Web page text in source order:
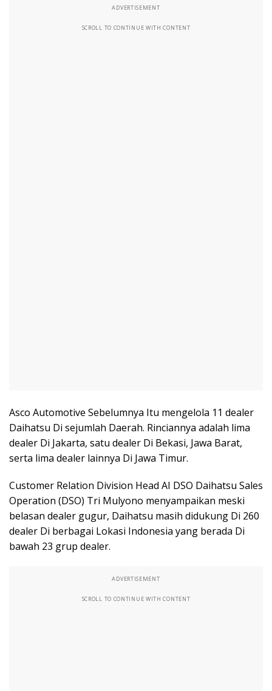
ADVERTISEMENT
SCROLL TO CONTINUE WITH CONTENT
Asco Automotive Sebelumnya Itu mengelola 11 dealer
Daihatsu Di sejumlah Daerah. Rinciannya adalah lima
dealer Di Jakarta, satu dealer Di Bekasi, Jawa Barat,
serta lima dealer lainnya Di Jawa Timur.
Customer Relation Division Head AI DSO Daihatsu Sales
Operation (DSO) Tri Mulyono menyampaikan meski
belasan dealer gugur, Daihatsu masih didukung Di 260
dealer Di berbagai Lokasi Indonesia yang berada Di
bawah 23 grup dealer.
ADVERTISEMENT
SCROLL TO CONTINUE WITH CONTENT